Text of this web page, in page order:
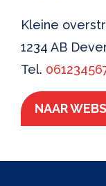
Vacatures
Contact
Kleine
1234 AB
Tel.
NAAR